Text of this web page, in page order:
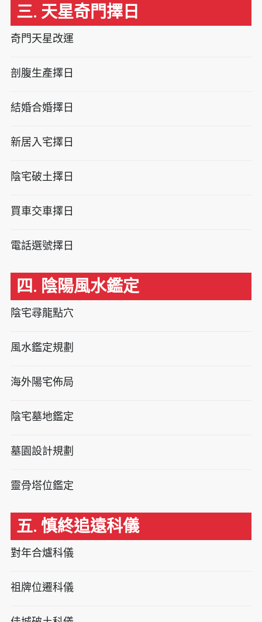
三. 天星奇門擇日
奇門天星改運
剖腹生產擇日
結婚合婚擇日
新居入宅擇日
陰宅破土擇日
買車交車擇日
電話選號擇日
四. 陰陽風水鑑定
陰宅尋龍點穴
風水鑑定規劃
海外陽宅佈局
陰宅墓地鑑定
墓園設計規劃
靈骨塔位鑑定
五. 慎終追遠科儀
對年合爐科儀
祖牌位遷科儀